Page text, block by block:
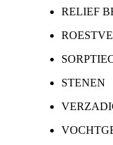
RELIEF
STENEN